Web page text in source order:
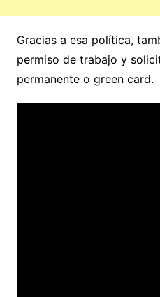
Gracias a esa política,
permiso de trabajo y
permanente o green card.